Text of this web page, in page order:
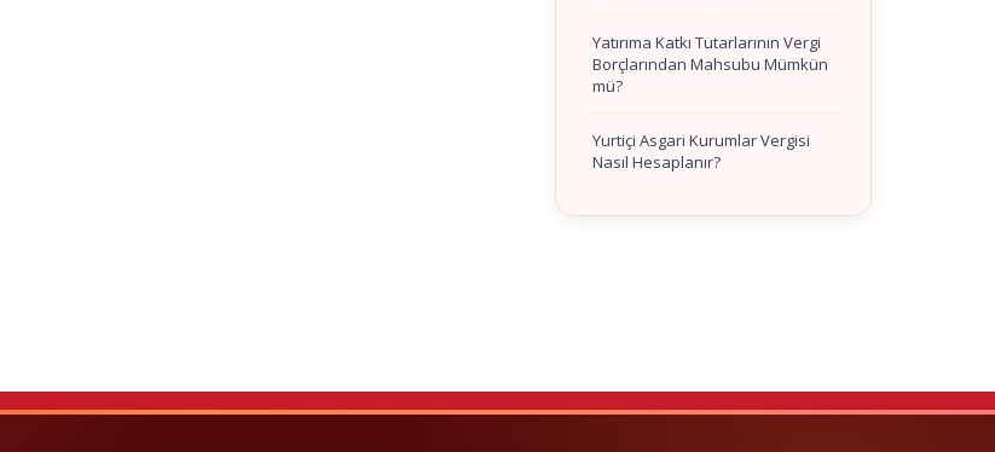
Yatırıma Katkı Tutarlarının Vergi
Borçlarından Mahsubu Mümkün
mü?
Yurtiçi Asgari Kurumlar Vergisi
Nasıl Hesaplanır?